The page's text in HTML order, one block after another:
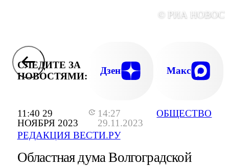
11:40 29
НОЯБРЯ 2023
14:27
29.11.2023
РЕДАКЦИЯ ВЕСТИ.РУ
ОБЩЕСТВО
© РИА
СЛЕДИТЕ ЗА
НОВОСТЯМИ:
Дзен Макс
Областная дума Волгоградской